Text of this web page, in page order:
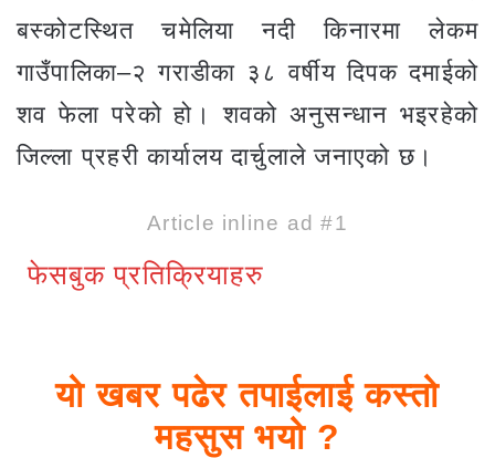
बस्कोटस्थित चमेलिया नदी किनारमा लेकम
गाउँपालिका–२ गराडीका ३८ वर्षीय दिपक दमाईको
शव फेला परेको हो। शवको अनुसन्धान भइरहेको
जिल्ला प्रहरी कार्यालय दार्चुलाले जनाएको छ।
Article inline ad #1
फेसबुक प्रतिक्रियाहरु
यो खबर पढेर तपाईलाई कस्तो
महसुस भयो ?